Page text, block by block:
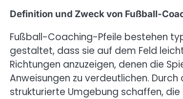
Definition und Zweck von Fußball-
Fußball-Coaching-Pfeile bestehen
gestaltet, dass sie auf dem Feld
Richtungen anzuzeigen, denen die
Anweisungen zu verdeutlichen.
strukturierte Umgebung schaffen,